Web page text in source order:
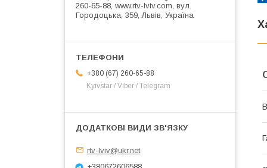
260-65-88, www.rtv-lviv.com, вул.
Городоцька, 359, Львів, Україна
+380 (67) 260-65-88
Kyivstar / Viber / Telegram
rtv-lviv@ukr.net